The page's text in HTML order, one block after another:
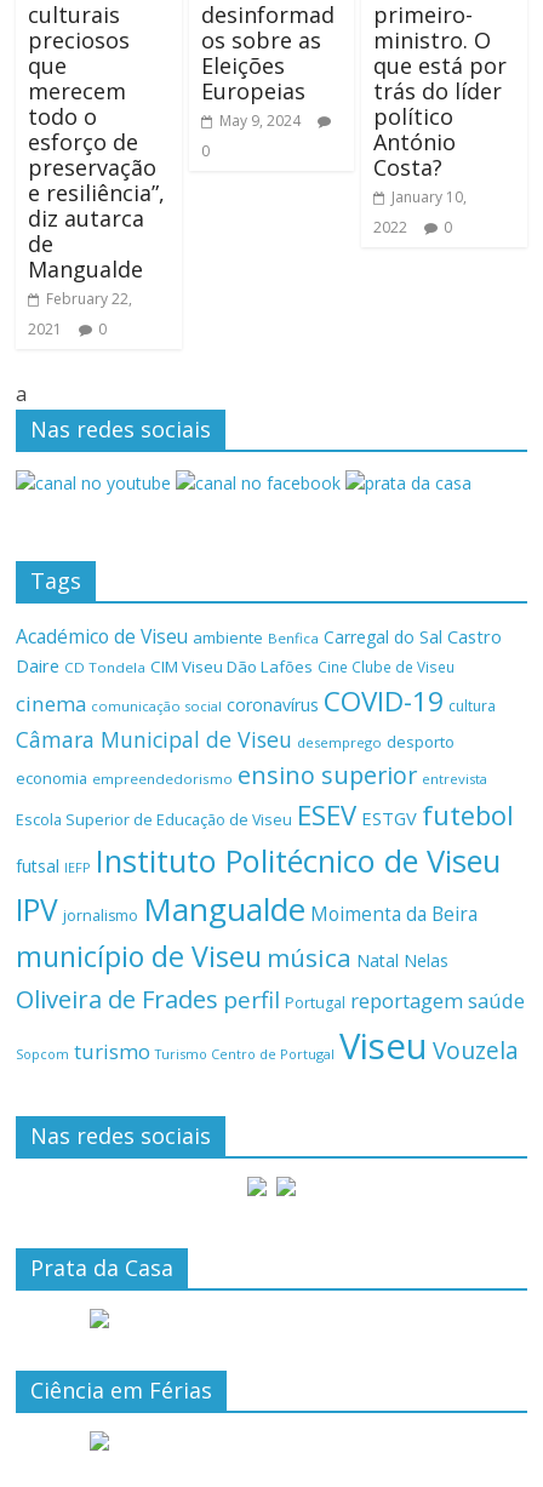
culturais
preciosos
que
merecem
todo o
esforço de
preservação
e resiliência”,
diz autarca
de
Mangualde
February 22,
2021
0
desinformad
os sobre as
Eleições
Europeias
May 9, 2024
0
primeiro-
ministro. O
que está por
trás do líder
político
António
Costa?
January 10,
2022
0
a
Nas redes sociais
Tags
Académico de Viseu ambiente Benfica Carregal do Sal Castro
Daire CD Tondela CIM Viseu Dão Lafões Cine Clube de Viseu
cinema comunicação social coronavírus COVID-19 cultura
Câmara Municipal de Viseu desemprego desporto
economia empreendedorismo ensino superior entrevista
Escola Superior de Educação de Viseu ESEV ESTGV futebol
futsal IEFP Instituto Politécnico de Viseu
IPV jornalismo Mangualde Moimenta da Beira
município de Viseu música Natal Nelas
Oliveira de Frades perfil Portugal reportagemsaúde
Sopcom turismo Turismo Centro de Portugal Viseu Vouzela
Nas redes sociais
Prata da Casa
Ciência em Férias